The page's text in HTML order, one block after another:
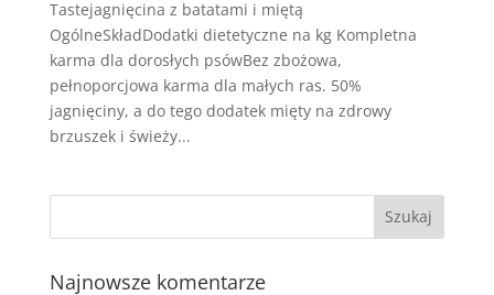
Tastejagnięcina z batatami i miętą
OgólneSkładDodatki dietetyczne na kg Kompletna
karma dla dorosłych psówBez zbożowa,
pełnoporcjowa karma dla małych ras. 50%
jagnięciny, a do tego dodatek mięty na zdrowy
brzuszek i świeży...
Najnowsze komentarze